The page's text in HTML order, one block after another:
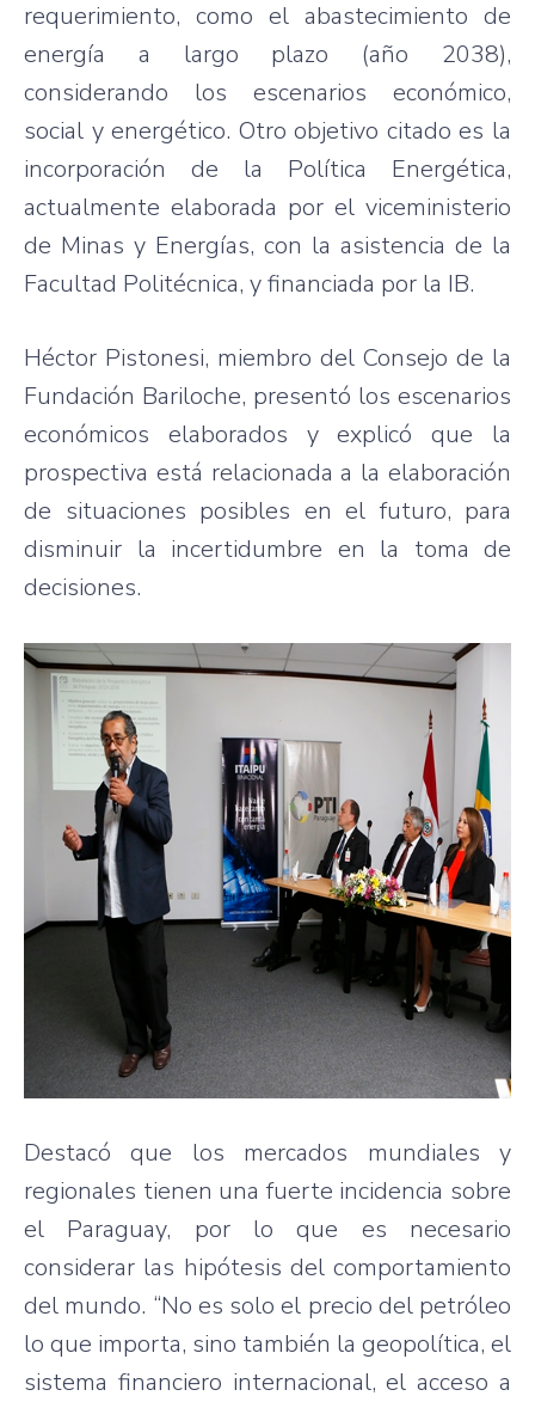
requerimiento, como el abastecimiento de
energía a largo plazo (año 2038),
considerando los escenarios económico,
social y energético. Otro objetivo citado es la
incorporación de la Política Energética,
actualmente elaborada por el viceministerio
de Minas y Energías, con la asistencia de la
Facultad Politécnica, y financiada por la IB.
Héctor Pistonesi, miembro del Consejo de la
Fundación Bariloche, presentó los escenarios
económicos elaborados y explicó que la
prospectiva está relacionada a la elaboración
de situaciones posibles en el futuro, para
disminuir la incertidumbre en la toma de
decisiones.
Destacó que los mercados mundiales y
regionales tienen una fuerte incidencia sobre
el Paraguay, por lo que es necesario
considerar las hipótesis del comportamiento
del mundo. “No es solo el precio del petróleo
lo que importa, sino también la geopolítica, el
sistema financiero internacional, el acceso a